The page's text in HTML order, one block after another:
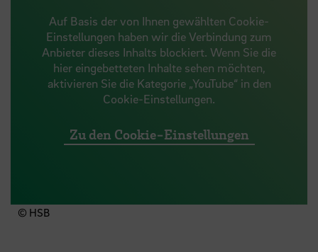
Auf Basis der von Ihnen gewählten Cookie-
Einstellungen haben wir die Verbindung zum
Anbieter dieses Inhalts blockiert. Wenn Sie die
hier eingebetteten Inhalte sehen möchten,
aktivieren Sie die Kategorie „YouTube“ in den
Cookie-Einstellungen.
Zu den Cookie-Einstellungen
© HSB